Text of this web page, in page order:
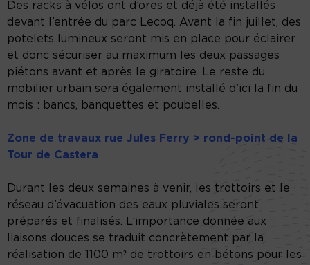
Des racks à vélos ont d’ores et déjà été installés
devant l’entrée du parc Lecoq. Avant la fin juillet, des
potelets lumineux seront mis en place pour éclairer
et donc sécuriser au maximum les deux passages
piétons avant et après le giratoire. Le reste du
mobilier urbain sera également installé d’ici la fin du
mois : bancs, banquettes et poubelles.
Zone de travaux rue Jules Ferry > rond-point de la
Tour de Castera
Durant les deux semaines à venir, les trottoirs et le
réseau d’évacuation des eaux pluviales seront
préparés et finalisés. L’importance donnée aux
liaisons douces se traduit concrètement par la
réalisation de 1100 m² de trottoirs en bétons pour les